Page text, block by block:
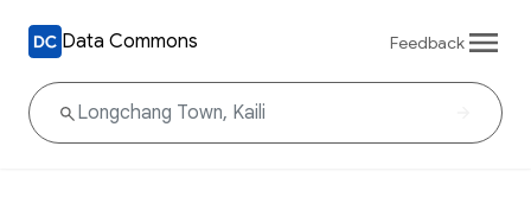
Data Commons Feedback